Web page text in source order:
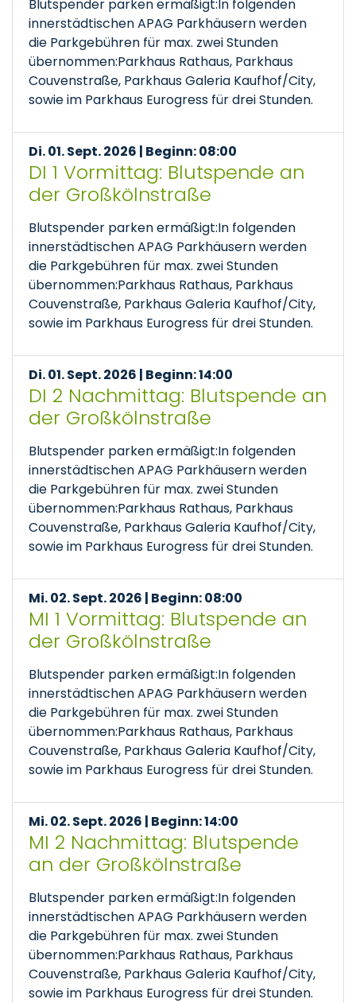
Blutspender parken ermäßigt:In folgenden
innerstädtischen APAG Parkhäusern werden
die Parkgebühren für max. zwei Stunden
übernommen:Parkhaus Rathaus, Parkhaus
Couvenstraße, Parkhaus Galeria Kaufhof/City,
sowie im Parkhaus Eurogress für drei Stunden.
Di. 01. Sept. 2026 | Beginn: 08:00
DI 1 Vormittag: Blutspende an
der Großkölnstraße
Blutspender parken ermäßigt:In folgenden
innerstädtischen APAG Parkhäusern werden
die Parkgebühren für max. zwei Stunden
übernommen:Parkhaus Rathaus, Parkhaus
Couvenstraße, Parkhaus Galeria Kaufhof/City,
sowie im Parkhaus Eurogress für drei Stunden.
Di. 01. Sept. 2026 | Beginn: 14:00
DI 2 Nachmittag: Blutspende an
der Großkölnstraße
Blutspender parken ermäßigt:In folgenden
innerstädtischen APAG Parkhäusern werden
die Parkgebühren für max. zwei Stunden
übernommen:Parkhaus Rathaus, Parkhaus
Couvenstraße, Parkhaus Galeria Kaufhof/City,
sowie im Parkhaus Eurogress für drei Stunden.
Mi. 02. Sept. 2026 | Beginn: 08:00
MI 1 Vormittag: Blutspende an
der Großkölnstraße
Blutspender parken ermäßigt:In folgenden
innerstädtischen APAG Parkhäusern werden
die Parkgebühren für max. zwei Stunden
übernommen:Parkhaus Rathaus, Parkhaus
Couvenstraße, Parkhaus Galeria Kaufhof/City,
sowie im Parkhaus Eurogress für drei Stunden.
Mi. 02. Sept. 2026 | Beginn: 14:00
MI 2 Nachmittag: Blutspende
an der Großkölnstraße
Blutspender parken ermäßigt:In folgenden
innerstädtischen APAG Parkhäusern werden
die Parkgebühren für max. zwei Stunden
übernommen:Parkhaus Rathaus, Parkhaus
Couvenstraße, Parkhaus Galeria Kaufhof/City,
sowie im Parkhaus Eurogress für drei Stunden.